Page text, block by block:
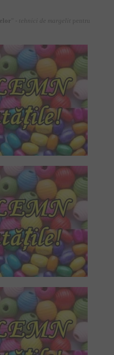
" - tehnici de margelit pentru